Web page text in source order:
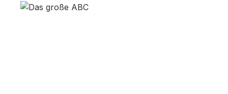
Bildergalerie überspringen